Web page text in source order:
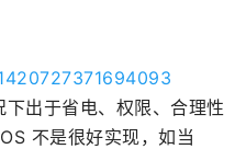
出于省电、权限、合理性
不是很好实现，如当